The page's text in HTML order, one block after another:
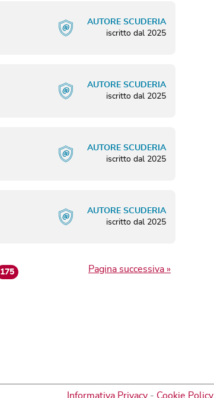
AUTORE SCUDERIA
iscritto dal 2025
AUTORE SCUDERIA
iscritto dal 2025
AUTORE SCUDERIA
iscritto dal 2025
AUTORE SCUDERIA
iscritto dal 2025
175 Pagina successiva »
Informativa Privacy - Cookie Policy